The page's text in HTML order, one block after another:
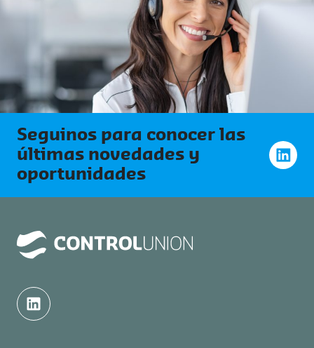
Seguinos para conocer las
últimas novedades y
oportunidades